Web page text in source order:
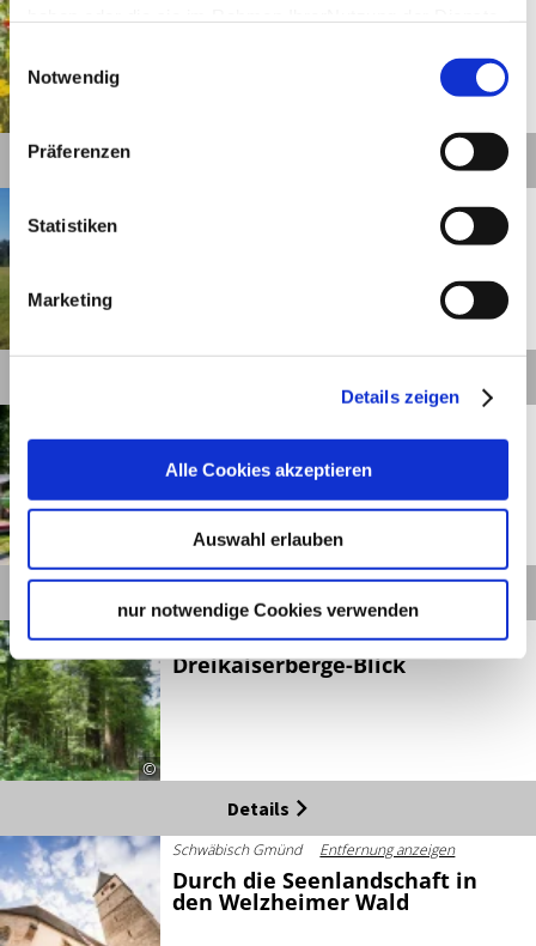
Impressum
Einwilligungsauswahl
Notwendig
Präferenzen
Statistiken
Marketing
Details zeigen
Alle Cookies akzeptieren
Auswahl erlauben
nur notwendige Cookies verwenden
Am Steilabfall der Alb
Auf dem Geologischen Pfad
Blühender Stadtrundgang
Schwäbisch Gmünd
©
Schwäbisch Gmünd Entfernung anzeigen
Dreikaiserberge-Blick
Details
Schwäbisch Gmünd Entfernung anzeigen
Durch die Seenlandschaft in
den Welzheimer Wald